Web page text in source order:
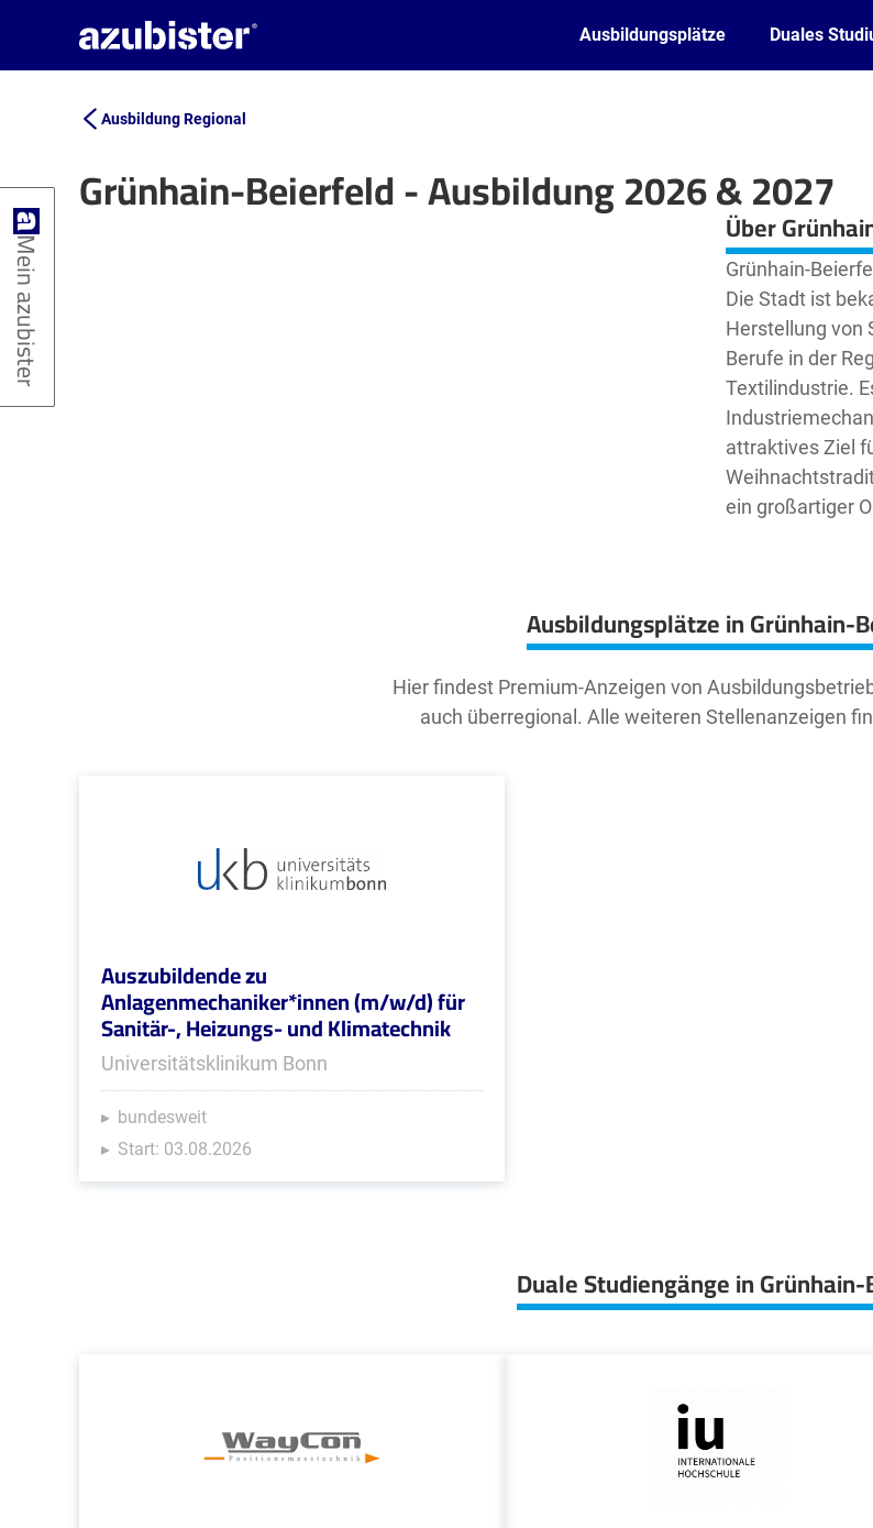
Ausbildungsplätze Duales
Ausbildung Regional
Grünhain-Beierfeld - Ausbildung 2026 & 2027
Leaflet| ©OpenStreetMap2contributors Über
Grünhain-
Die Stadt ist
Herstellung von
Berufe in der
Textilindustrie.
attraktives Ziel
ein großartiger
Ausbildungsplätze in Grünhain-
Hier findest Premium-Anzeigen von
auch überregional. Alle weiteren Stellenanzeigen
Auszubildende zu
Anlagenmechaniker*innen (m/w/d) für
Sanitär-, Heizungs- und Klimatechnik
Universitätsklinikum Bonn
bundesweit
Start: 03.08.2026
Duale Studiengänge in
Mein azubister